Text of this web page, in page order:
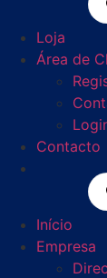
Loja
Área de
Contacto
Início
Empresa